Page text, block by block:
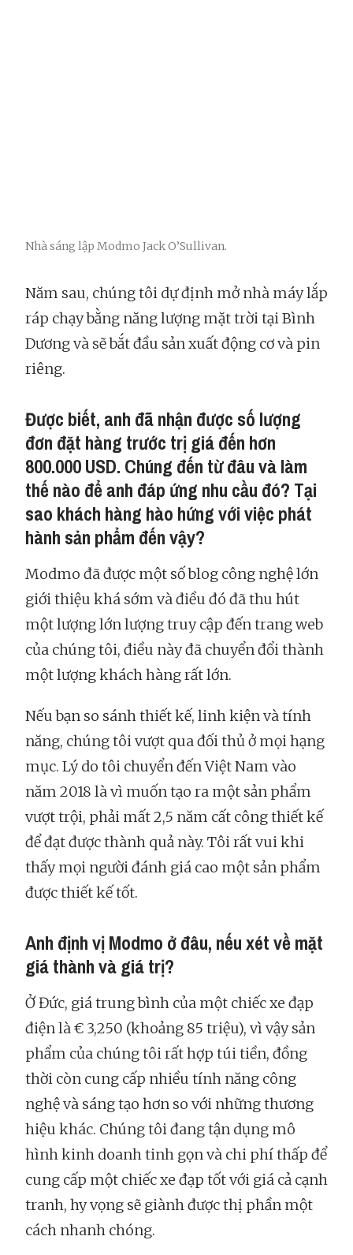
Nhà sáng lập Modmo Jack O’Sullivan.
Năm sau, chúng tôi dự định mở nhà máy lắp
ráp chạy bằng năng lượng mặt trời tại Bình
Dương và sẽ bắt đầu sản xuất động cơ và pin
riêng.
Được biết, anh đã nhận được số lượng
đơn đặt hàng trước trị giá đến hơn
800.000 USD. Chúng đến từ đâu và làm
thế nào để anh đáp ứng nhu cầu đó? Tại
sao khách hàng hào hứng với việc phát
hành sản phẩm đến vậy?
Modmo đã được một số blog công nghệ lớn
giới thiệu khá sớm và điều đó đã thu hút
một lượng lớn lượng truy cập đến trang web
của chúng tôi, điều này đã chuyển đổi thành
một lượng khách hàng rất lớn.
Nếu bạn so sánh thiết kế, linh kiện và tính
năng, chúng tôi vượt qua đối thủ ở mọi hạng
mục. Lý do tôi chuyển đến Việt Nam vào
năm 2018 là vì muốn tạo ra một sản phẩm
vượt trội, phải mất 2,5 năm cất công thiết kế
để đạt được thành quả này. Tôi rất vui khi
thấy mọi người đánh giá cao một sản phẩm
được thiết kế tốt.
Anh định vị Modmo ở đâu, nếu xét về mặt
giá thành và giá trị?
Ở Đức, giá trung bình của một chiếc xe đạp
điện là € 3,250 (khoảng 85 triệu), vì vậy sản
phẩm của chúng tôi rất hợp túi tiền, đồng
thời còn cung cấp nhiều tính năng công
nghệ và sáng tạo hơn so với những thương
hiệu khác. Chúng tôi đang tận dụng mô
hình kinh doanh tinh gọn và chi phí thấp để
cung cấp một chiếc xe đạp tốt với giá cả cạnh
tranh, hy vọng sẽ giành được thị phần một
cách nhanh chóng.